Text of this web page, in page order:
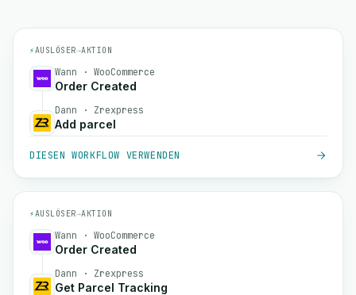
⚡AUSLÖSER→AKTION
Wann · WooCommerce
Order Created
Dann · Zrexpress
Add parcel
DIESEN WORKFLOW VERWENDEN
⚡AUSLÖSER→AKTION
Wann · WooCommerce
Order Created
Dann · Zrexpress
Get Parcel Tracking